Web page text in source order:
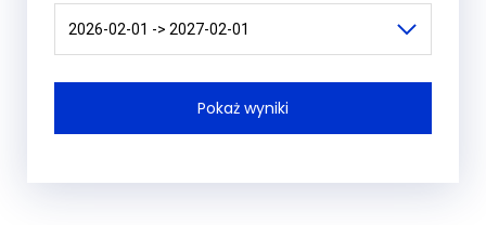
2026-02-01 -> 2027-02-01